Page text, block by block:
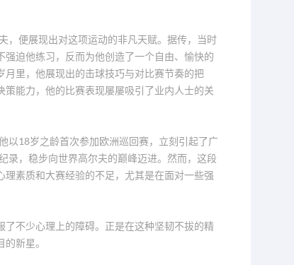
，便展现出对这项运动的非凡天赋。据传，当时
迫他练习，反而为他创造了一个自由、愉快的
里，他展现出的击球技巧与对比赛节奏的把
能力，他的比赛表现屡屡吸引了业内人士的关
以18岁之龄首次参加欧洲巡回赛，立刻引起了广
录，稳步向世界高尔夫的巅峰迈进。然而，这段
素质和大赛经验的不足，尤其是在面对一些强
不少心理上的障碍。正是在这种坚韧不拔的精
新星。